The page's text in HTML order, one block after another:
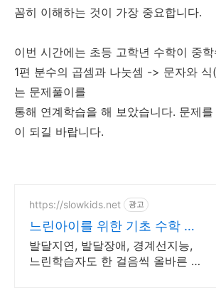
꼼히 이해하는 것이 가장 중요합니다.
이번 시간에는 초등 고학년 수학이 중
1편 분수의 곱셈과 나눗셈 -> 문자와 식
는 문제풀이를
통해 연계학습을 해 보았습니다. 문제
이 되길 바랍니다.
https://slowkids.net 광고
느린아이를 위한 기초 수학 느
린아이 아빠가 직접 만든앱
발달지연, 발달장애, 경계선지능,
느린학습자도 한 걸음씩 올바른 방